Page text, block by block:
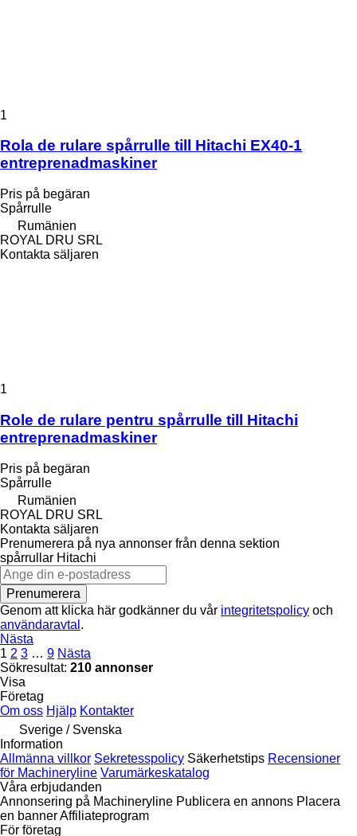
1
Rola de rulare spårrulle till Hitachi EX40-1
entreprenadmaskiner
Pris på begäran
Spårrulle
Rumänien
ROYAL DRU SRL
Kontakta säljaren
1
Role de rulare pentru spårrulle till Hitachi
entreprenadmaskiner
Pris på begäran
Spårrulle
Rumänien
ROYAL DRU SRL
Kontakta säljaren
Prenumerera på nya annonser från denna sektion
spårrullar Hitachi
Prenumerera
Genom att klicka här godkänner du vår integritetspolicy och
användaravtal .
Nästa
1 2 3 … 9 Nästa
Sökresultat: 210 annonser
Visa
Företag
Om oss Hjälp Kontakter
Sverige / Svenska
Information
Allmänna villkor Sekretesspolicy Säkerhetstips Recensioner
för Machineryline Varumärkeskatalog
Våra erbjudanden
Annonsering på Machineryline Publicera en annons Placera
en bannerAffiliateprogram
För företag